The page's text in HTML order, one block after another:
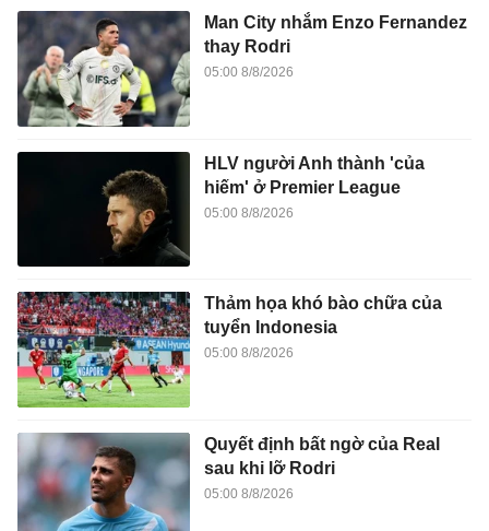
Man City nhắm Enzo Fernandez
thay Rodri
05:00 8/8/2026
HLV người Anh thành 'của
hiếm' ở Premier League
05:00 8/8/2026
Thảm họa khó bào chữa của
tuyển Indonesia
05:00 8/8/2026
Quyết định bất ngờ của Real
sau khi lỡ Rodri
05:00 8/8/2026